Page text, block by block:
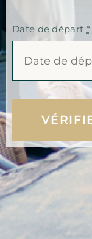
Date de départ *